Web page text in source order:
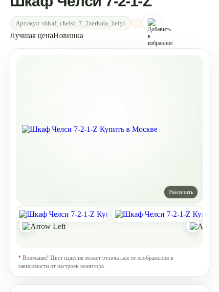
Артикул: shkaf_chelsi_7_2zerkala_belyi
Лучшая ценаНовинка
* Внимание! Цвет изделия может отличаться от изображения в
зависимости от настроек монитора.